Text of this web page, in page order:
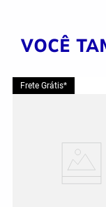
VOCÊ
Frete Grátis*